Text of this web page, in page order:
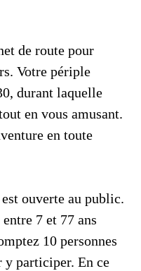
de route pour
Votre périple
durant laquelle
en vous amusant.
en toute
ouverte au public.
7 et 77 ans
10 personnes
y participer. En ce